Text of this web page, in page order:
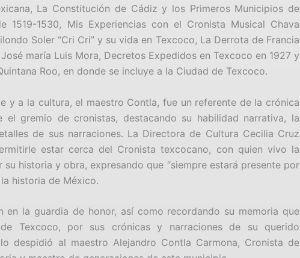
La Constitución de Cádiz y los Primeros Municipios de
1519-1530, Mis Experiencias con el Cronista Musical Chava
Soler “Cri Cri” y su vida en Texcoco, La Derrota de Francia
maría Luis Mora, Decretos Expedidos en Texcoco en 1927 y
Roo, en donde se incluye a la Ciudad de Texcoco.
y a la cultura, el maestro Contla, fue un referente de la crónica
gremio de cronistas, destacando su habilidad narrativa, la
de sus narraciones. La Directora de Cultura Cecilia Cruz
estar cerca del Cronista texcocano, con quien vivo la
historia y obra, expresando que “siempre estará presente por
historia de México.
la guardia de honor, así como recordando su memoria que
Texcoco, por sus crónicas y narraciones de su querido
despidió al maestro Alejandro Contla Carmona, Cronista de